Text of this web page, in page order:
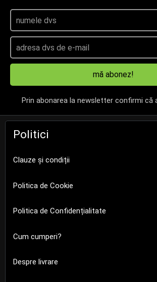
mă abonez!
Prin abonarea la newsletter confirmi că
Politici
Clauze și condiții
Politica de Cookie
Politica de Confidențialitate
Cum cumperi?
Despre livrare